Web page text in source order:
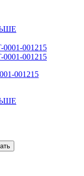
001215